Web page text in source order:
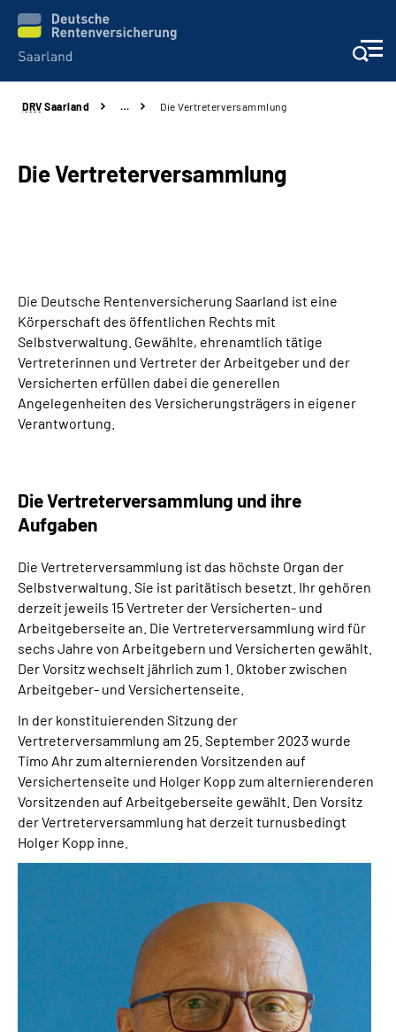
Aktuelles
Services
Karriere
Über uns
Online-Services
Leichte Sprache
Mein Kundenportal
DRV Saarland … Die Vertreterversammlung
Die Vertreterversammlung
Die Deutsche Rentenversicherung Saarland ist eine
Körperschaft des öffentlichen Rechts mit
Selbstverwaltung. Gewählte, ehrenamtlich tätige
Vertreterinnen und Vertreter der Arbeitgeber und der
Versicherten erfüllen dabei die generellen
Angelegenheiten des Versicherungsträgers in eigener
Verantwortung.
Die Vertreterversammlung und ihre
Aufgaben
Die Vertreterversammlung ist das höchste Organ der
Selbstverwaltung. Sie ist paritätisch besetzt. Ihr gehören
derzeit jeweils 15 Vertreter der Versicherten- und
Arbeitgeberseite an. Die Vertreterversammlung wird für
sechs Jahre von Arbeitgebern und Versicherten gewählt.
Der Vorsitz wechselt jährlich zum 1. Oktober zwischen
Arbeitgeber- und Versichertenseite.
In der konstituierenden Sitzung der
Vertreterversammlung am 25. September 2023 wurde
Timo Ahr zum alternierenden Vorsitzenden auf
Versichertenseite und Holger Kopp zum alternierenderen
Vorsitzenden auf Arbeitgeberseite gewählt. Den Vorsitz
der Vertreterversammlung hat derzeit turnusbedingt
Holger Kopp inne.